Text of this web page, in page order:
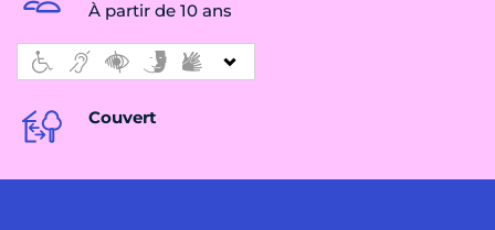
À partir de 10 ans
Couvert